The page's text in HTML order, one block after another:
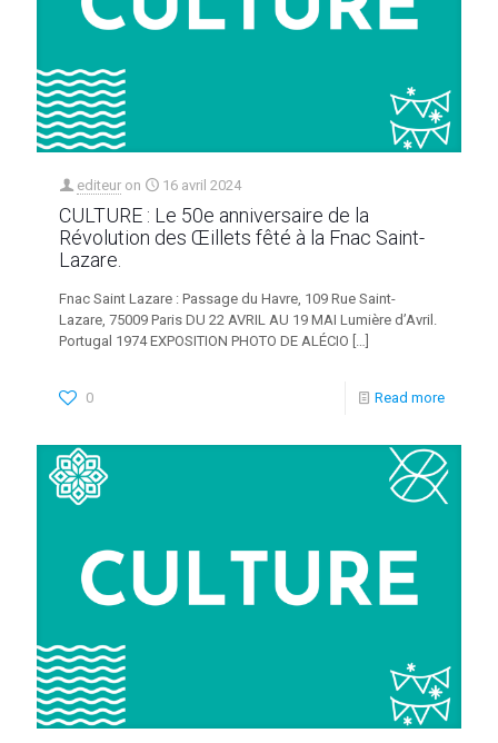
editeur on 16 avril 2024
CULTURE : Le 50e anniversaire de la
Révolution des Œillets fêté à la Fnac Saint-
Lazare.
Fnac Saint Lazare : Passage du Havre, 109 Rue Saint-
Lazare, 75009 Paris DU 22 AVRIL AU 19 MAI Lumière d’Avril.
Portugal 1974 EXPOSITION PHOTO DE ALÉCIO […]
0 Read more